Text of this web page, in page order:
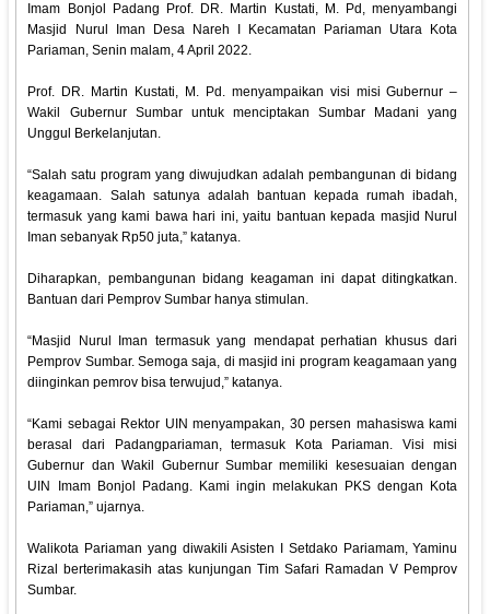
Imam Bonjol Padang Prof. DR. Martin Kustati, M. Pd, menyambangi
Masjid Nurul Iman Desa Nareh I Kecamatan Pariaman Utara Kota
Pariaman, Senin malam, 4 April 2022.
Prof. DR. Martin Kustati, M. Pd. menyampaikan visi misi Gubernur –
Wakil Gubernur Sumbar untuk menciptakan Sumbar Madani yang
Unggul Berkelanjutan.
“Salah satu program yang diwujudkan adalah pembangunan di bidang
keagamaan. Salah satunya adalah bantuan kepada rumah ibadah,
termasuk yang kami bawa hari ini, yaitu bantuan kepada masjid Nurul
Iman sebanyak Rp50 juta,” katanya.
Diharapkan, pembangunan bidang keagaman ini dapat ditingkatkan.
Bantuan dari Pemprov Sumbar hanya stimulan.
“Masjid Nurul Iman termasuk yang mendapat perhatian khusus dari
Pemprov Sumbar. Semoga saja, di masjid ini program keagamaan yang
diinginkan pemrov bisa terwujud,” katanya.
“Kami sebagai Rektor UIN menyampakan, 30 persen mahasiswa kami
berasal dari Padangpariaman, termasuk Kota Pariaman. Visi misi
Gubernur dan Wakil Gubernur Sumbar memiliki kesesuaian dengan
UIN Imam Bonjol Padang. Kami ingin melakukan PKS dengan Kota
Pariaman,” ujarnya.
Walikota Pariaman yang diwakili Asisten I Setdako Pariamam, Yaminu
Rizal berterimakasih atas kunjungan Tim Safari Ramadan V Pemprov
Sumbar.